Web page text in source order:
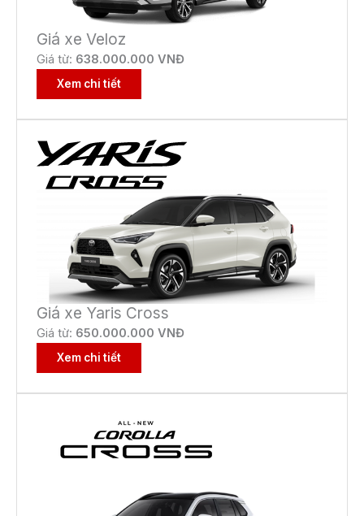
Giá xe Veloz
Giá từ: 638.000.000 VNĐ
Xem chi tiết
Giá xe Yaris Cross
Giá từ: 650.000.000 VNĐ
Xem chi tiết